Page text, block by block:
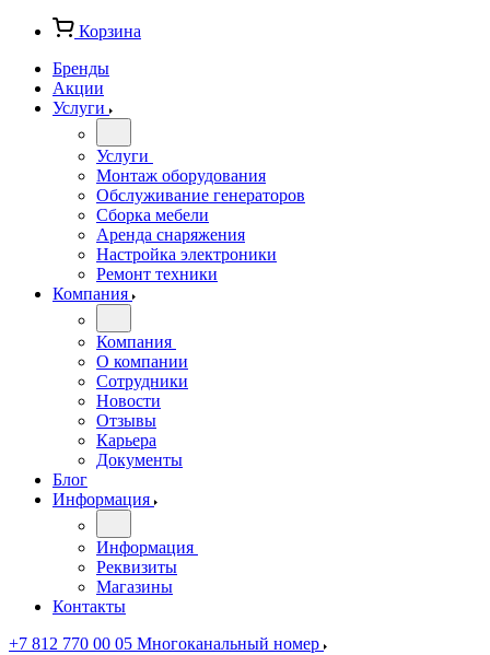
Корзина
Бренды
Акции
Услуги
Услуги
Монтаж оборудования
Обслуживание генераторов
Сборка мебели
Аренда снаряжения
Настройка электроники
Ремонт техники
Компания
Компания
О компании
Сотрудники
Новости
Отзывы
Карьера
Документы
Блог
Информация
Информация
Реквизиты
Магазины
Контакты
+7 812 770 00 05 Многоканальный номер